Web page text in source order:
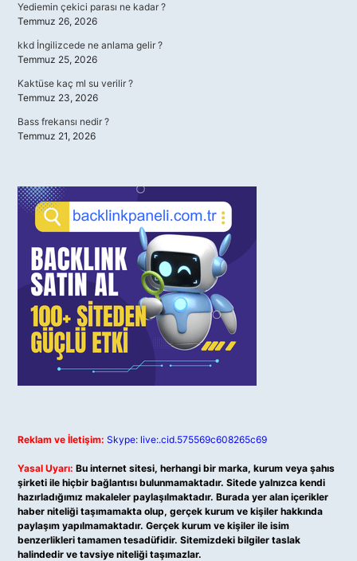
Yediemin çekici parası ne kadar ?
Temmuz 26, 2026
kkd İngilizcede ne anlama gelir ?
Temmuz 25, 2026
Kaktüse kaç ml su verilir ?
Temmuz 23, 2026
Bass frekansı nedir ?
Temmuz 21, 2026
Reklam ve İletişim: Skype: live:.cid.575569c608265c69
Yasal Uyarı: Bu internet sitesi, herhangi bir marka, kurum veya şahıs
şirketi ile hiçbir bağlantısı bulunmamaktadır. Sitede yalnızca kendi
hazırladığımız makaleler paylaşılmaktadır. Burada yer alan içerikler
haber niteliği taşımamakta olup, gerçek kurum ve kişiler hakkında
paylaşım yapılmamaktadır. Gerçek kurum ve kişiler ile isim
benzerlikleri tamamen tesadüfidir. Sitemizdeki bilgiler taslak
halindedir ve tavsiye niteliği taşımazlar.